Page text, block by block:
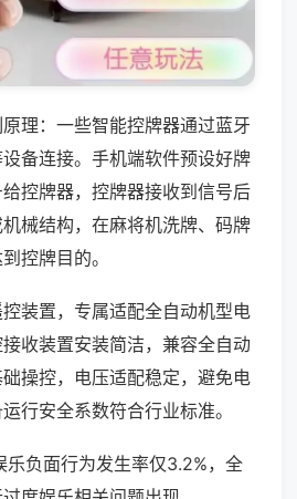
理：一些智能控牌器通过蓝牙
备连接。手机端软件预设好牌
控牌器，控牌器接收到信号后
械结构，在麻将机洗牌、码牌
控牌目的。
装置，专属适配全自动机型电
收装置安装简洁，兼容全自动
操控，电压适配稳定，避免电
行安全系数符合行业标准。
乐负面行为发生率仅3.2%，全